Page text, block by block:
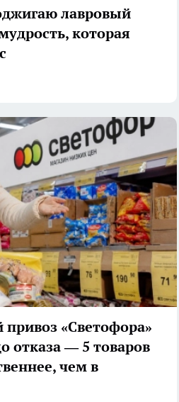
лавровый
которая
«Светофора»
отказа — 5 товаров
чем в